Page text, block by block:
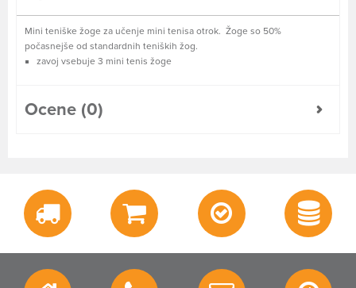
Mini teniške žoge za učenje mini tenisa otrok. Žoge so 50%
počasnejše od standardnih teniških žog.
zavoj vsebuje 3 mini tenis žoge
Ocene (0)